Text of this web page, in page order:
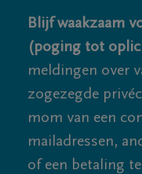
Blijf waakzaam
(poging tot
meldingen over
zogezegde
mom van een
mailadressen,
of een betaling